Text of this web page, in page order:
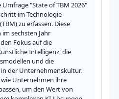
Umfrage "State of TBM 2026"
im Technologie-
zu erfassen. Diese
sechsten Jahr
Fokus auf die
Intelligenz, die
und die
der Unternehmenskultur.
wie Unternehmen ihre
um den Wert von